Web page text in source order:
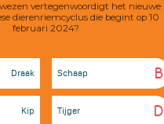
vertegenwoordigt het nieuwe
dierenriemcyclus die begint op 10
februari 2024?
Draak B
Schaap
Kip D
Tijger